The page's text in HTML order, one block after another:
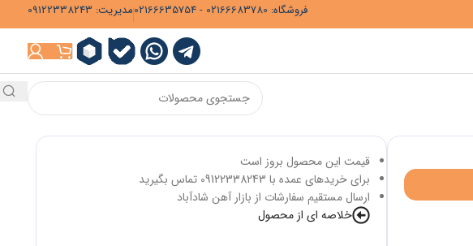
فروشگاه: 02166683780 - 02166635754 مدیریت: 09122338243
قیمت این محصول بروز است
برای خریدهای عمده با 09122338243 تماس بگیرید
ارسال مستقیم سفارشات از بازار آهن شادآباد
خلاصه ای از محصول